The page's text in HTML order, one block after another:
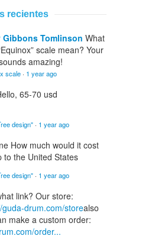
recientes
Gibbons Tomlinson What
scale mean? Your
amazing!
scale · 1 year ago
65-70 usd
design" · 1 year ago
How much would it cost
to the United States
design" · 1 year ago
link? Our store:
guda-drum.com/storealso
make a custom order:
order...